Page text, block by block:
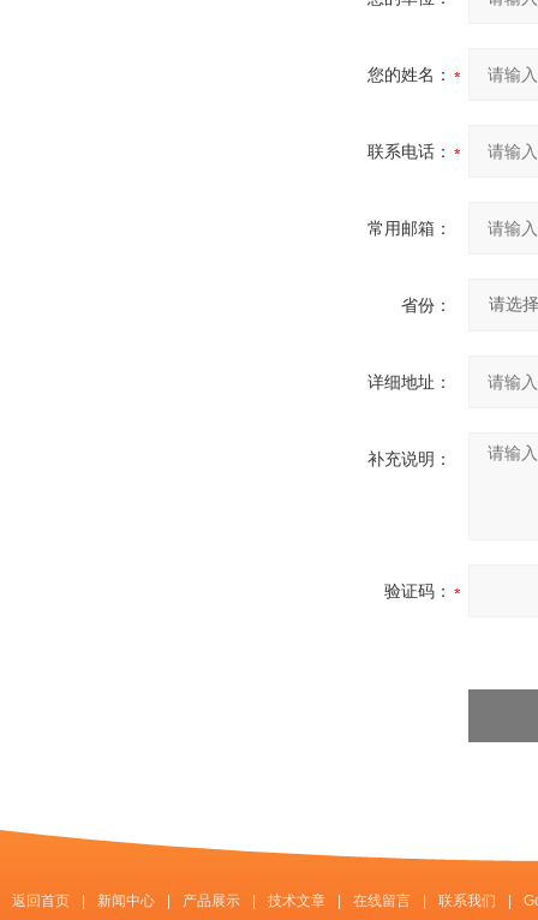
您的姓名：
联系电话：
常用邮箱：
省份：
详细地址：
补充说明：
验证码：
返回首页 新闻中心 产品展示 技术文章 在线留言 联系我们